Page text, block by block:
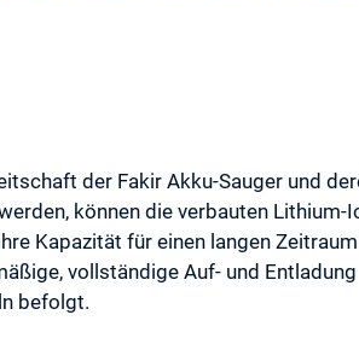
der Fakir Akku-Sauger und
können die verbauten Lithium-
Kapazität für einen langen
vollständige Auf- und Entladung
befolgt.